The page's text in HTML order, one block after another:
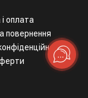
оплата
повернення